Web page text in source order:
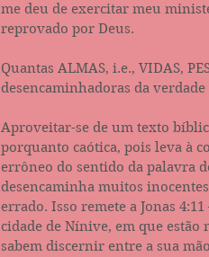
me deu de exercitar meu
reprovado por Deus.
Quantas ALMAS, i.e., VIDAS,
desencaminhadoras da
Aproveitar-se de um texto
porquanto caótica, pois leva à
errôneo do sentido da palavra
desencaminha muitos
errado. Isso remete a Jonas
cidade de Nínive, em que
sabem discernir entre a sua